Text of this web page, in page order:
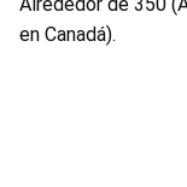
en Canadá).